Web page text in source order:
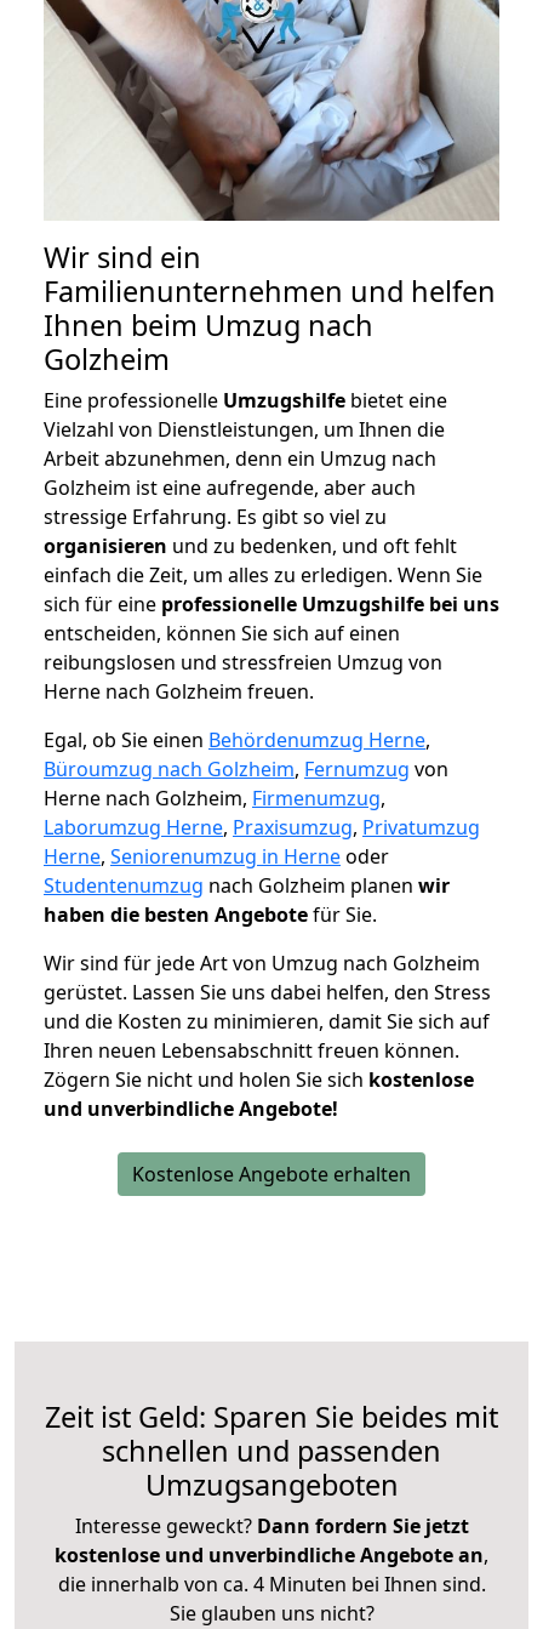
Wir sind ein
Familienunternehmen und helfen
Ihnen beim Umzug nach
Golzheim
Eine professionelle Umzugshilfe bietet eine
Vielzahl von Dienstleistungen, um Ihnen die
Arbeit abzunehmen, denn ein Umzug nach
Golzheim ist eine aufregende, aber auch
stressige Erfahrung. Es gibt so viel zu
organisieren und zu bedenken, und oft fehlt
einfach die Zeit, um alles zu erledigen. Wenn Sie
sich für eine professionelle Umzugshilfe bei uns
entscheiden, können Sie sich auf einen
reibungslosen und stressfreien Umzug von
Herne nach Golzheim freuen.
Egal, ob Sie einen Behördenumzug Herne,
Büroumzug nach Golzheim, Fernumzug von
Herne nach Golzheim, Firmenumzug,
Laborumzug Herne, Praxisumzug, Privatumzug
Herne, Seniorenumzug in Herneoder
Studentenumzug nach Golzheim planen wir
haben die besten Angebotefür Sie.
Wir sind für jede Art von Umzug nach Golzheim
gerüstet. Lassen Sie uns dabei helfen, den Stress
und die Kosten zu minimieren, damit Sie sich auf
Ihren neuen Lebensabschnitt freuen können.
Zögern Sie nicht und holen Sie sich kostenlose
und unverbindliche Angebote!
Kostenlose Angebote erhalten
Zeit ist Geld: Sparen Sie beides mit
schnellen und passenden
Umzugsangeboten
Interesse geweckt? Dann fordern Sie jetzt
kostenlose und unverbindliche Angebote an,
die innerhalb von ca. 4 Minuten bei Ihnen sind.
Sie glauben uns nicht?